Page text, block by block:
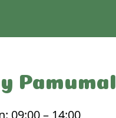
Pamumal
09:00 – 14:00